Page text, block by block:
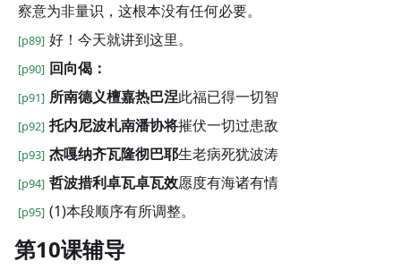
察意为非量识，这根本没有任何必要。
[p89] 好！今天就讲到这里。
[p90] 回向偈：
[p91] 所南德义檀嘉热巴涅此福已得一切智
[p92] 托内尼波札南潘协将摧伏一切过患敌
[p93] 杰嘎纳齐瓦隆彻巴耶生老病死犹波涛
[p94] 哲波措利卓瓦卓瓦效愿度有海诸有情
[p95] (1)本段顺序有所调整。
第10课辅导